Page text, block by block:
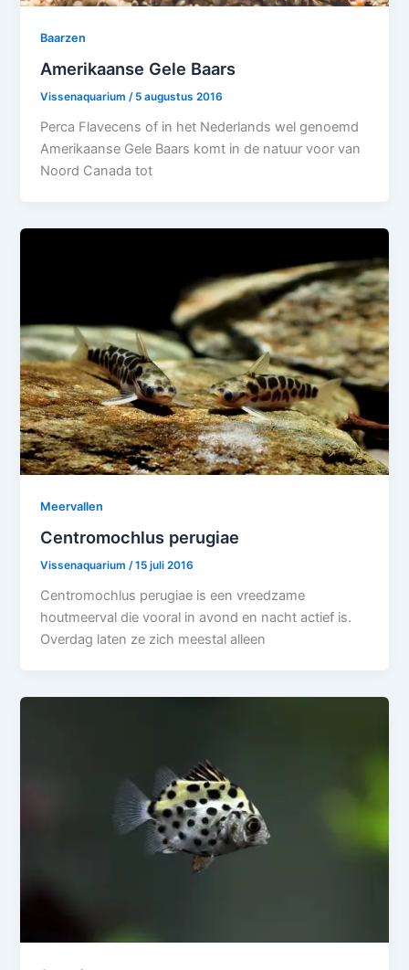
Baarzen
Amerikaanse Gele Baars
Vissenaquarium/ 5 augustus 2016
Perca Flavecens of in het Nederlands wel genoemd
Amerikaanse Gele Baars komt in de natuur voor van
Noord Canada tot
Meervallen
Centromochlus perugiae
Vissenaquarium/15 juli 2016
Centromochlus perugiae is een vreedzame
houtmeerval die vooral in avond en nacht actief is.
Overdag laten ze zich meestal alleen